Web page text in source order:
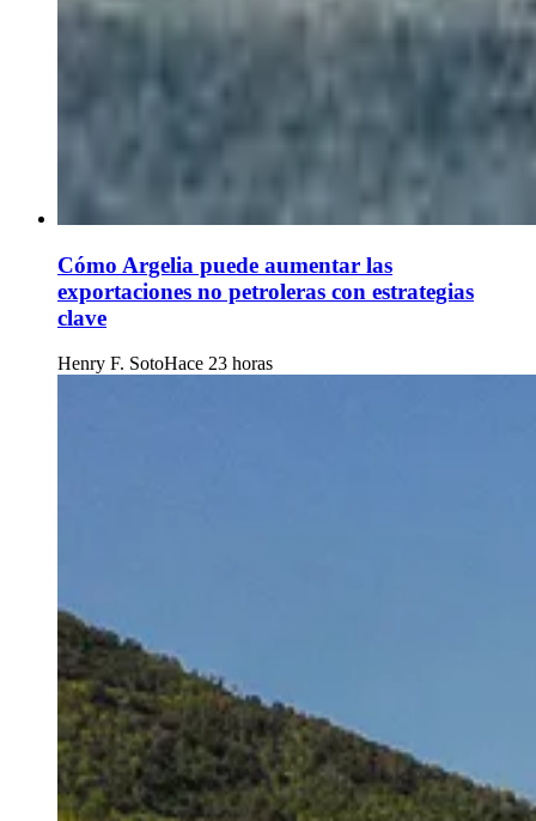
Cómo Argelia puede aumentar las
exportaciones no petroleras con estrategias
clave
Henry F. SotoHace 23 horas